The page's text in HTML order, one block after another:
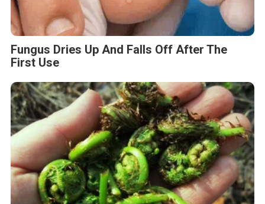
Fungus Dries Up And Falls Off After The
First Use